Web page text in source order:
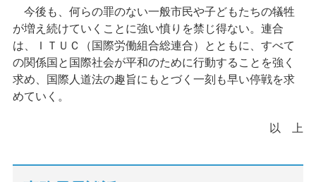
今後も、何らの罪のない一般市民や子どもたちの犠牲
が増え続けていくことに強い憤りを禁じ得ない。連合
は、ＩＴＵＣ（国際労働組合総連合）とともに、すべて
の関係国と国際社会が平和のために行動することを強く
求め、国際人道法の趣旨にもとづく一刻も早い停戦を求
めていく。
以 上